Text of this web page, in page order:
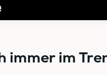
immer im